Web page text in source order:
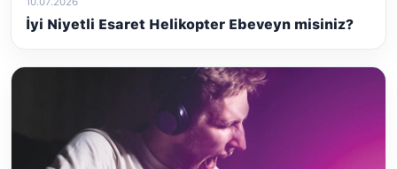
İyi Niyetli Esaret Helikopter Ebeveyn misiniz?